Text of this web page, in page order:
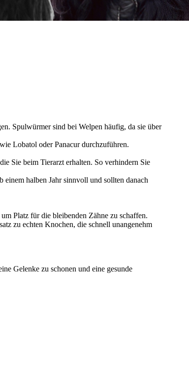
Spulwürmer sind bei Welpen häufig, da sie über
Lobatol oder Panacur durchzuführen.
Sie beim Tierarzt erhalten. So verhindern Sie
halben Jahr sinnvoll und sollten danach
Platz für die bleibenden Zähne zu schaffen.
zu echten Knochen, die schnell unangenehm
Gelenke zu schonen und eine gesunde